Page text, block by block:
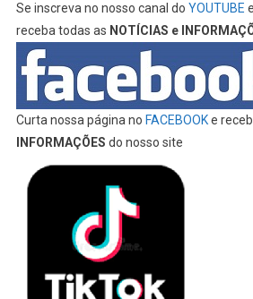
Se inscreva no nosso canal do YOUTUBE
receba todas as NOTÍCIAS e
Curta nossa página no FACEBOOKe
INFORMAÇÕES do nosso site